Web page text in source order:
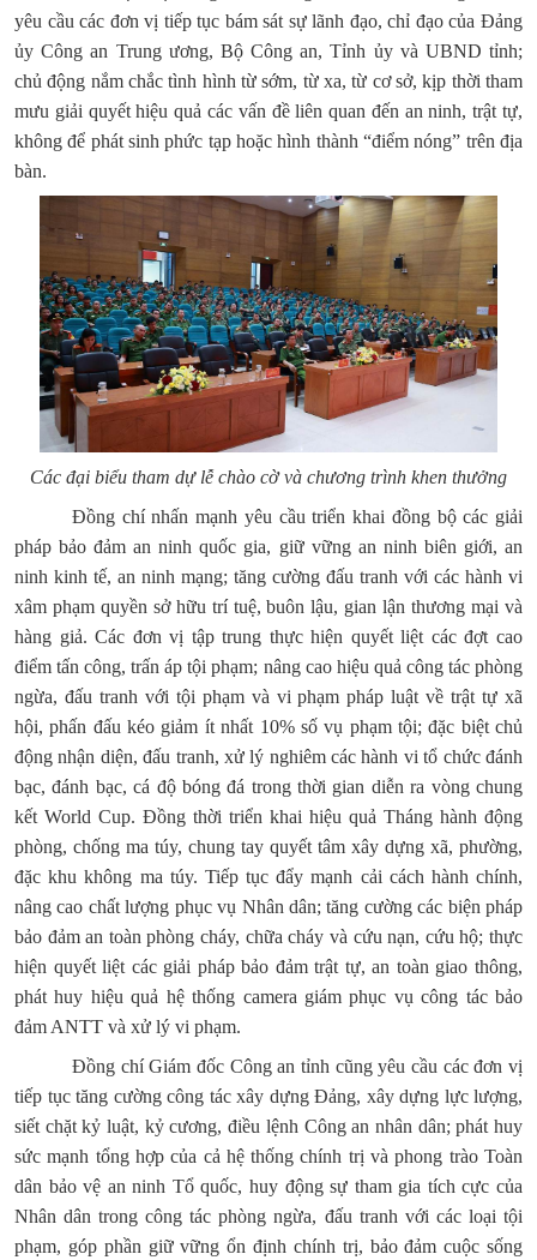
yêu cầu các đơn vị tiếp tục bám sát sự lãnh đạo, chỉ đạo của Đảng
ủy Công an Trung ương, Bộ Công an, Tỉnh ủy và UBND tỉnh;
chủ động nắm chắc tình hình từ sớm, từ xa, từ cơ sở, kịp thời tham
mưu giải quyết hiệu quả các vấn đề liên quan đến an ninh, trật tự,
không để phát sinh phức tạp hoặc hình thành “điểm nóng” trên địa
bàn.
Các đại biểu tham dự lễ chào cờ và chương trình khen thưởng
Đồng chí nhấn mạnh yêu cầu triển khai đồng bộ các giải
pháp bảo đảm an ninh quốc gia, giữ vững an ninh biên giới, an
ninh kinh tế, an ninh mạng; tăng cường đấu tranh với các hành vi
xâm phạm quyền sở hữu trí tuệ, buôn lậu, gian lận thương mại và
hàng giả. Các đơn vị tập trung thực hiện quyết liệt các đợt cao
điểm tấn công, trấn áp tội phạm; nâng cao hiệu quả công tác phòng
ngừa, đấu tranh với tội phạm và vi phạm pháp luật về trật tự xã
hội, phấn đấu kéo giảm ít nhất 10% số vụ phạm tội; đặc biệt chủ
động nhận diện, đấu tranh, xử lý nghiêm các hành vi tổ chức đánh
bạc, đánh bạc, cá độ bóng đá trong thời gian diễn ra vòng chung
kết World Cup. Đồng thời triển khai hiệu quả Tháng hành động
phòng, chống ma túy, chung tay quyết tâm xây dựng xã, phường,
đặc khu không ma túy. Tiếp tục đẩy mạnh cải cách hành chính,
nâng cao chất lượng phục vụ Nhân dân; tăng cường các biện pháp
bảo đảm an toàn phòng cháy, chữa cháy và cứu nạn, cứu hộ; thực
hiện quyết liệt các giải pháp bảo đảm trật tự, an toàn giao thông,
phát huy hiệu quả hệ thống camera giám phục vụ công tác bảo
đảm ANTT và xử lý vi phạm.
Đồng chí Giám đốc Công an tỉnh cũng yêu cầu các đơn vị
tiếp tục tăng cường công tác xây dựng Đảng, xây dựng lực lượng,
siết chặt kỷ luật, kỷ cương, điều lệnh Công an nhân dân; phát huy
sức mạnh tổng hợp của cả hệ thống chính trị và phong trào Toàn
dân bảo vệ an ninh Tổ quốc, huy động sự tham gia tích cực của
Nhân dân trong công tác phòng ngừa, đấu tranh với các loại tội
phạm, góp phần giữ vững ổn định chính trị, bảo đảm cuộc sống